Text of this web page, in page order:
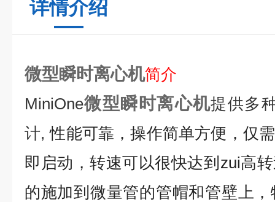
详情介绍
微型瞬时离心机简介
MiniOne微型瞬时离心机提供多
计, 性能可靠，操作简单方便，仅
即启动，转速可以很快达到zui高
的施加到微量管的管帽和管壁上